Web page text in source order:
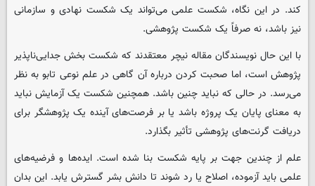
کند. در این نگاه، شکست علمی می‌تواند یک شکست نهادی و سازمانی
نیز باشد، نه صرفاً یک شکست پژوهشی.
با این حال نویسندگان مقاله نیچر معتقدند که شکست بخش جدایی‌ناپذیر
پژوهش است، اما صحبت کردن درباره آن گاهی در علم نوعی تابو به نظر
می‌رسد. در حالی که نباید چنین باشد. همچنین شکست یک آزمایش نباید
به معنای پایان یک پروژه باشد یا بر فرصت‌های آینده یک پژوهشگر برای
دریافت گرنت‌های پژوهشی تأثیر بگذارد.
علم از چندین جهت بر پایه شکست بنا شده است. ایده‌ها و فرضیه‌های
علمی باید آزموده، اصلاح یا رد شوند تا دانش بشر گسترش یابد. این بدان